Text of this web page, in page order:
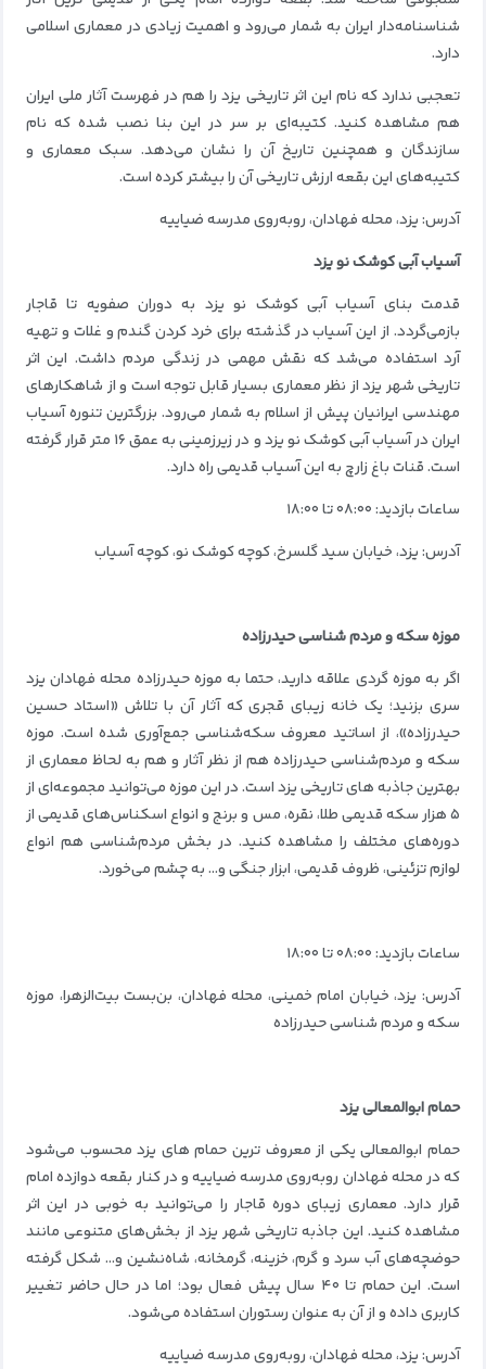
شناسنامه‌دار ایران به شمار می‌رود و اهمیت زیادی در معماری اسلامی
دارد.
تعجبی ندارد که نام این اثر تاریخی یزد را هم در فهرست آثار ملی ایران
هم مشاهده کنید. کتیبه‌ای بر سر در این بنا نصب شده که نام
سازندگان و همچنین تاریخ آن را نشان می‌دهد. سبک معماری و
کتیبه‌های این بقعه ارزش تاریخی آن را بیشتر کرده است.
آدرس: یزد، محله فهادان، روبه‌روی مدرسه ضیاییه
آسیاب آبی کوشک‎‎ نو یزد
قدمت بنای آسیاب آبی کوشک نو یزد به دوران صفویه تا قاجار
بازمی‌گردد. از این آسیاب در گذشته برای خرد کردن گندم و غلات و تهیه
آرد استفاده می‌شد که نقش مهمی در زندگی مردم داشت. این اثر
تاریخی شهر یزد از نظر معماری بسیار قابل توجه است و از شاهکارهای
مهندسی ایرانیان پیش از اسلام به شمار می‌رود. بزرگترین تنوره آسیاب
ایران در آسیاب آبی کوشک نو یزد و در زیرزمینی به عمق ۱۶ متر قرار گرفته
است. قنات باغ زارچ به این آسیاب قدیمی راه دارد.
ساعات بازدید: ۰۸:۰۰ تا ۱۸:۰۰
آدرس: یزد، خیابان سید گلسرخ، کوچه کوشک نو، کوچه آسیاب
موزه سکه و مردم شناسی حیدرزاده
اگر به موزه گردی علاقه دارید، حتما به موزه حیدرزاده محله فهادان یزد
سری بزنید؛ یک خانه زیبای قجری که آثار آن با تلاش «استاد حسین
حیدرزاده»، از اساتید معروف سکه‌شناسی جمع‌آوری شده است. موزه
سکه و مردم‌شناسی حیدرزاده هم از نظر آثار و هم به لحاظ معماری از
بهترین جاذبه های تاریخی یزد است. در این موزه می‌توانید مجموعه‌ای از
۵ هزار سکه قدیمی طلا، نقره، مس و برنج و انواع اسکناس‌های قدیمی از
دوره‌های مختلف را مشاهده کنید. در بخش مردم‌شناسی هم انواع
لوازم تزئینی، ظروف قدیمی، ابزار جنگی و… به چشم می‌خورد.
ساعات بازدید: ۰۸:۰۰ تا ۱۸:۰۰
آدرس: یزد، خیابان امام خمینی، محله فهادان، بن‌بست بیت‌الزهرا، موزه
سکه و مردم شناسی حیدرزاده
حمام ابوالمعالی یزد
حمام ابوالمعالی یکی از معروف ترین حمام های یزد محسوب می‌شود
که در محله فهادان روبه‌روی مدرسه ضیاییه و در کنار بقعه دوازده امام
قرار دارد. معماری زیبای دوره قاجار را می‌توانید به خوبی در این اثر
مشاهده کنید. این جاذبه تاریخی شهر یزد از بخش‌های متنوعی مانند
حوضچه‌های آب سرد و گرم، خزینه، گرمخانه، شاه‌نشین و… شکل گرفته
است. این حمام تا ۴۰ سال پیش فعال بود؛ اما در حال حاضر تغییر
کاربری داده و از آن به عنوان رستوران استفاده می‌شود.
آدرس: یزد، محله فهادان، روبه‌روی مدرسه ضیاییه